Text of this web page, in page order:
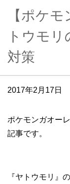
【ポケ
トウモリ
対策
2017年2月17日
ポケモンガオー
記事です。
『ヤトウモリ』